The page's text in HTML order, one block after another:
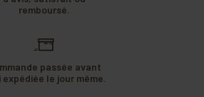
remboursé.
passée avant
expédiée le jour même.